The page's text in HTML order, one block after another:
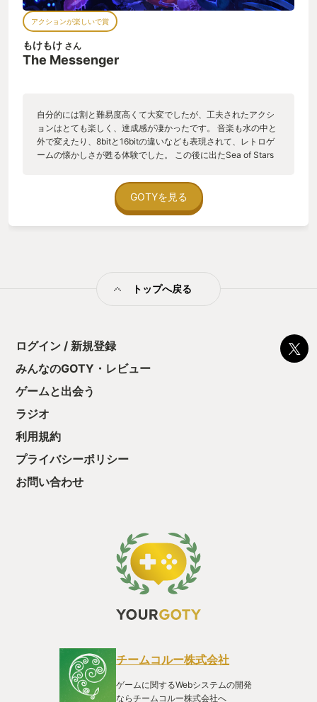
アクションが楽しいで賞
もけもけ さん
The Messenger
自分的には割と難易度高くて大変でしたが、工夫されたアクシ
ョンはとても楽しく、達成感が凄かったです。 音楽も水の中と
外で変えたり、8bitと16bitの違いなども表現されて、レトロゲ
ームの懐かしさが甦る体験でした。 この後に出たSea of Stars
ムとなりました。 死にまくりましたが。。。
GOTYを見る
トップへ戻る
ログイン / 新規登録
みんなのGOTY・レビュー
ゲームと出会う
ラジオ
利用規約
プライバシーポリシー
お問い合わせ
チームコルー株式会社
ゲームに関するWebシステムの開発
ならチームコルー株式会社へ